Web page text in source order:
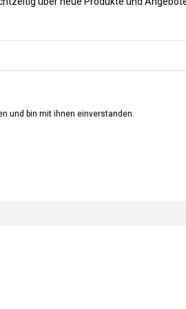
und bin mit ihnen einverstanden.